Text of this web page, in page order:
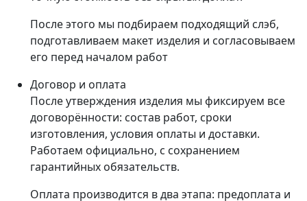
После этого мы подбираем подходящий слэб,
подготавливаем макет изделия и согласовываем
его перед началом работ
Договор и оплата
После утверждения изделия мы фиксируем все
договорённости: состав работ, сроки
изготовления, условия оплаты и доставки.
Работаем официально, с сохранением
гарантийных обязательств.
Оплата производится в два этапа: предоплата и